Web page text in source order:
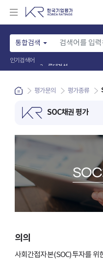
통합검색
인기검색어
평가문의 평가종류
SOC채권 평가
SOC
의의
사회간접자본(SOC) 투자를 위